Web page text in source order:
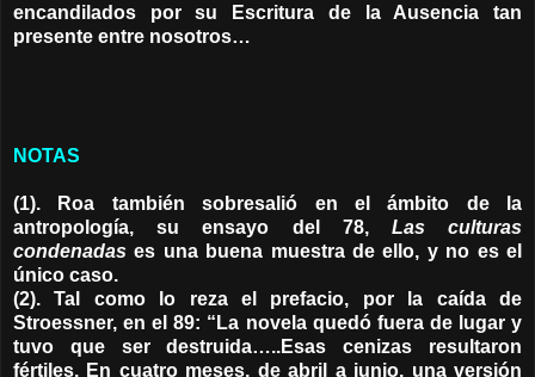
encandilados por su Escritura de la Ausencia tan
presente entre nosotros…
NOTAS
(1). Roa también sobresalió en el ámbito de la
antropología, su ensayo del 78, Las culturas
condenadases una buena muestra de ello, y no es el
único caso.
(2). Tal como lo reza el prefacio, por la caída de
Stroessner, en el 89: “La novela quedó fuera de lugar y
tuvo que ser destruida…..Esas cenizas resultaron
fértiles. En cuatro meses, de abril a junio, una versión